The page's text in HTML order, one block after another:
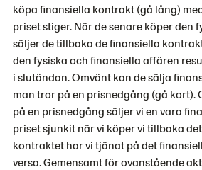
köpa finansiella kontrakt (gå lång)
priset stiger. När de senare köper den
säljer de tillbaka de finansiella
den fysiska och finansiella affären
i slutändan. Omvänt kan de sälja
man tror på en prisnedgång (gå kort).
på en prisnedgång säljer vi en vara
priset sjunkit när vi köper vi tillbaka
kontraktet har vi tjänat på det
versa. Gemensamt för ovanstående